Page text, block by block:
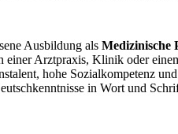
Ausbildung als Medizinische
einer Arztpraxis, Klinik oder
hohe Sozialkompetenz
in Wort und